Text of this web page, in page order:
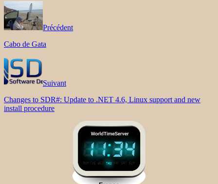
Précédent
Cabo de Gata
Suivant
Changes to SDR#: Update to .NET 4.6, Linux support and new
install procedure